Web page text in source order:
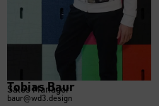
Tobias Baur
Sales Manager
baur@wd3.design